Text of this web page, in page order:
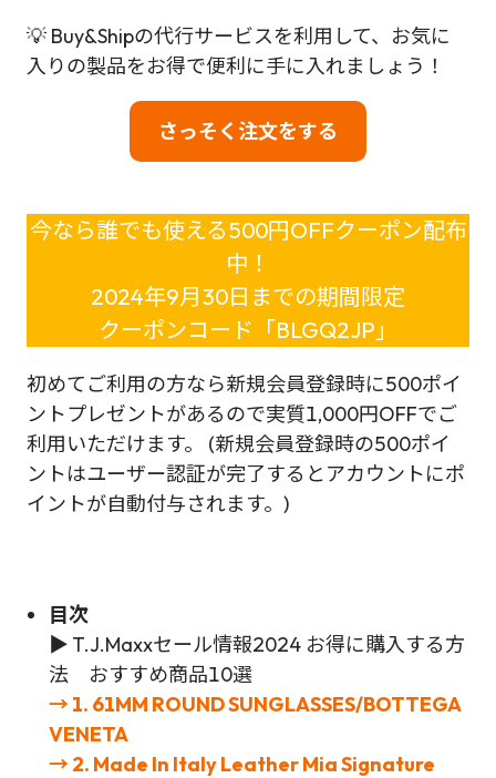
💡 Buy&Shipの代行サービスを利用して、お気に
入りの製品をお得で便利に手に入れましょう！
さっそく注文をする
今なら誰でも使える500円OFFクーポン配布
中！
2024年9月30日までの期間限定
クーポンコード「BLGQ2JP」
初めてご利用の方なら新規会員登録時に500ポイ
ントプレゼントがあるので実質1,000円OFFでご
利用いただけます。 (新規会員登録時の500ポイ
ントはユーザー認証が完了するとアカウントにポ
イントが自動付与されます。)
目次
▶ T.J.Maxxセール情報2024 お得に購入する方
法 おすすめ商品10選
→ 1. 61MM ROUND SUNGLASSES/BOTTEGA
VENETA
→ 2. Made In Italy Leather Mia Signature